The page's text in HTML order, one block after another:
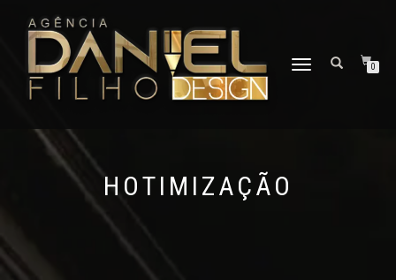
ALTERNAR
0
HOTIMIZAÇÃO